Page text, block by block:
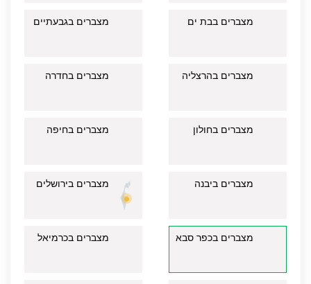
מצברים בבת ים מצברים בגבעתיים
מצברים בהרצליה מצברים בחדרה
מצברים בחולון מצברים בחיפה
מצברים ביבנה מצברים בירושלים
מצברים בכפר סבא מצברים בכרמיאל